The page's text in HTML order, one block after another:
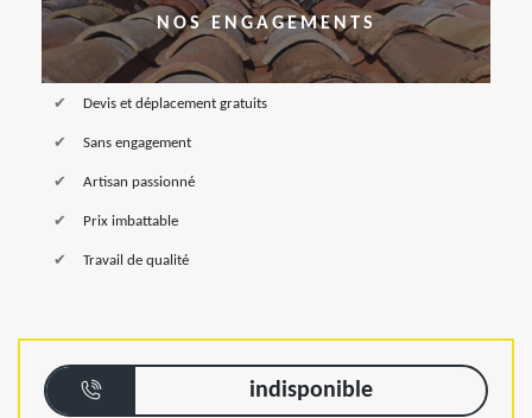
NOS ENGAGEMENTS
Devis et déplacement gratuits
Sans engagement
Artisan passionné
Prix imbattable
Travail de qualité
indisponible